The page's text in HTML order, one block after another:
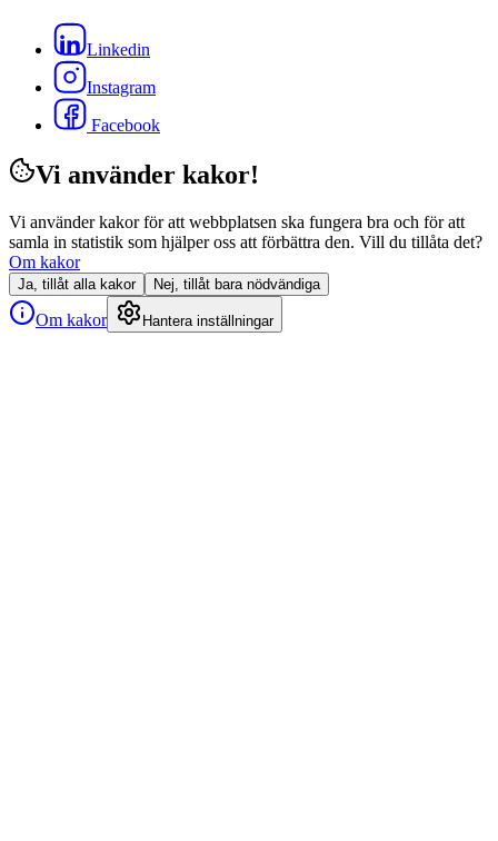
Linkedin
Instagram
Facebook
Vi använder kakor!
Vi använder kakor för att webbplatsen ska fungera bra och för att
samla in statistik som hjälper oss att förbättra den. Vill du tillåta det?
Om kakor
Ja, tillåt alla kakor Nej, tillåt bara nödvändiga
Om kakor Hantera inställningar